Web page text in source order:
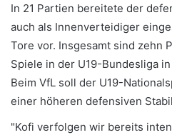
In 21 Partien bereitete der
auch als Innenverteidiger
Tore vor. Insgesamt sind zehn
Spiele in der U19-Bundesliga
Beim VfL soll der U19-
einer höheren defensiven
"Kofi verfolgen wir bereits